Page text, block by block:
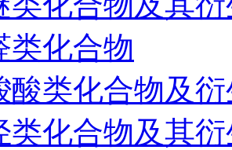
类化合物
酸类化合物及
类化合物及其